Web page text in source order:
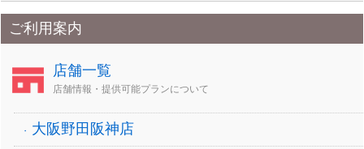
ご利用案内
店舗一覧
店舗情報・提供可能プランについて
大阪野田阪神店